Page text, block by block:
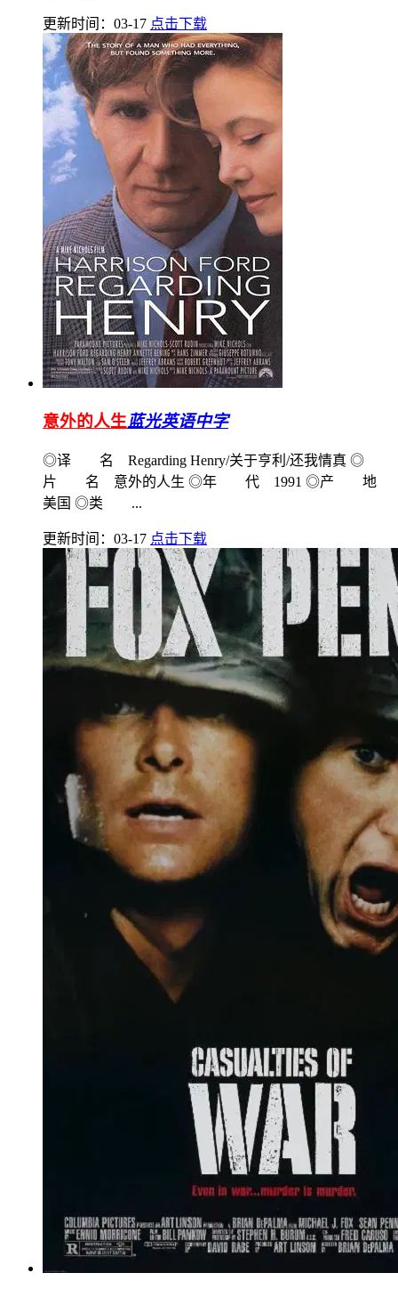
更新时间：03-17 点击下载
意外的人生蓝光英语中字
◎译 名 Regarding Henry/关于亨利/还我情真 ◎
片 名 意外的人生 ◎年 代 1991 ◎产 地
美国 ◎类 ...
更新时间：03-17 点击下载